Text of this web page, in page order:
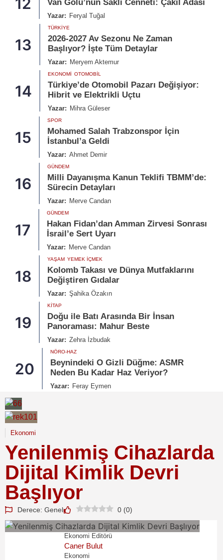
Van Gölü’nün Saklı Cenneti: Çakıl Adası
Yazar: Feryal Tuğal
13
TÜRKIYE
2026-2027 Av Sezonu Ne Zaman
Başlıyor? İşte Tüm Detaylar
Yazar: Meryem Aktemur
14
EKONOMI OTOMOBIL
Türkiye’de Otomobil Pazarı Değişiyor:
Hibrit ve Elektrikli Uçtu
Yazar: Mihra Güleser
15
SPOR
Mohamed Salah Trabzonspor İçin
İstanbul’a Geldi
Yazar: Ahmet Demir
16
GÜNDEM
Milli Dayanışma Kanun Teklifi TBMM’de:
Sürecin Detayları
Yazar: Merve Candan
17
GÜNDEM
Hakan Fidan’dan Amman Zirvesi Sonrası
İsrail’e Sert Uyarı
Yazar: Merve Candan
18
YAŞAM YEMEK İÇMEK
Kolomb Takası ve Dünya Mutfaklarını
Değiştiren Gıdalar
Yazar: Şahika Özakın
19
KITAP
Doğu ile Batı Arasında Bir İnsan
Panoraması: Mahur Beste
Yazar: Zehra İzbudak
20
NÖRO-HAZ
Beynindeki O Gizli Düğme: ASMR
Neden Bu Kadar Haz Veriyor?
Yazar: Feray Eymen
Ekonomi
Yenilenmiş Cihazlarda
Dijital Kimlik Devri
Başlıyor
Derece: Genel 0 (0)
Ekonomi Editörü
Caner Bulut
Ekonomi